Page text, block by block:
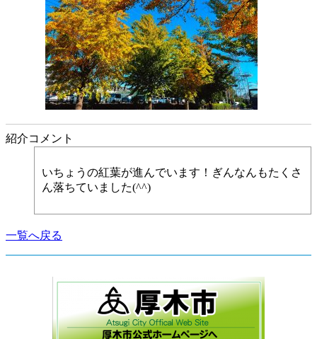
紹介コメント
いちょうの紅葉が進んでいます！ぎんなんもたくさ
ん落ちていました(^^)
一覧へ戻る